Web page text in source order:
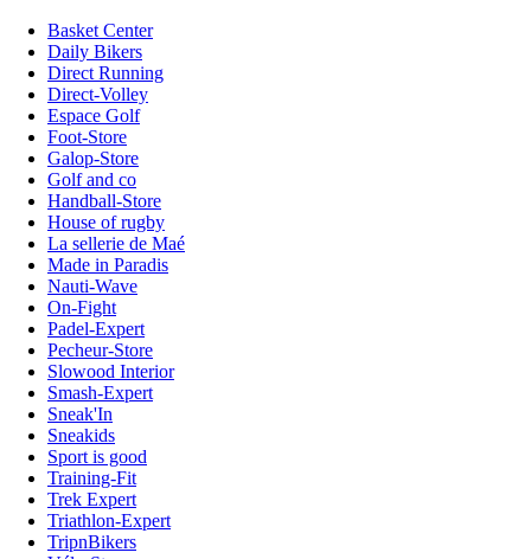
Basket Center
Daily Bikers
Direct Running
Direct-Volley
Espace Golf
Foot-Store
Galop-Store
Golf and co
Handball-Store
House of rugby
La sellerie de Maé
Made in Paradis
Nauti-Wave
On-Fight
Padel-Expert
Pecheur-Store
Slowood Interior
Smash-Expert
Sneak'In
Sneakids
Sport is good
Training-Fit
Trek Expert
Triathlon-Expert
TripnBikers